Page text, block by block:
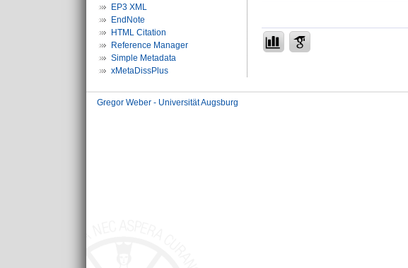
EP3 XML
EndNote
HTML Citation
Reference Manager
Simple Metadata
xMetaDissPlus
Gregor Weber - Universität Augsburg